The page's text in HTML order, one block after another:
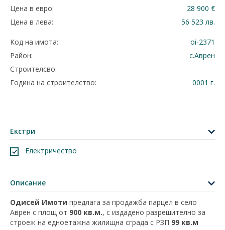
Цена в евро:
28 900 €
Цена в лева:
56 523 лв.
Код на имота:
oi-2371
Район:
с.Аврен
Строителсво:
Година на строителство:
0001 г.
Екстри
Електричество
Описание
Одисей Имоти предлага за продажба парцел в село
Аврен с площ от 900 кв.м., с издадено разрешително за
строеж на едноетажна жилищна сграда с РЗП 99 кв.м